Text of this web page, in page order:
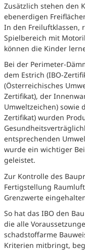
Zusätzlich stehen den
ebenerdigen
In den Freiluftklassen,
Spielbereich mit
können die Kinder
Bei der Perimeter-
dem Estrich (IBO-
(Österreichisches
Zertifikat), der
Umweltzeichen) sowie
Zertifikat) wurden
entsprechenden
wurde ein wichtiger
geleistet.
Zur Kontrolle des
Fertigstellung
Grenzwerte
So hat das IBO den
die alle
schadstoffarme
Kriterien mitbringt,